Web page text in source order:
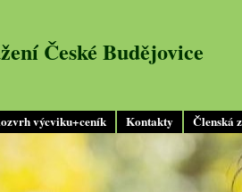
výcviku+ceník Kontakty Členská
České Budějovice